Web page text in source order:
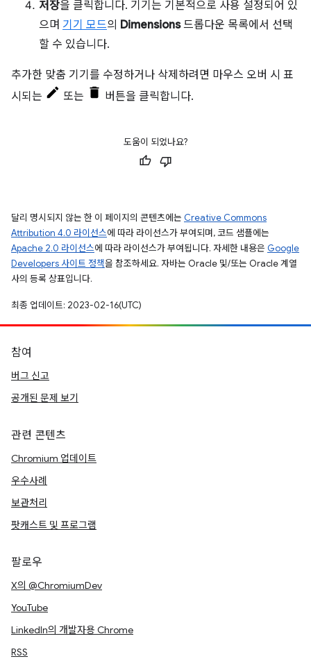
저장을 클릭합니다. 기기는 기본적으로 사용 설정되어 있
으며 기기 모드의 Dimensions드롭다운 목록에서 선택
할 수 있습니다.
추가한 맞춤 기기를 수정하거나 삭제하려면 마우스 오버 시 표
시되는
또는 버튼을 클릭합니다.
도움이 되었나요?
달리 명시되지 않는 한 이 페이지의 콘텐츠에는 Creative Commons
Attribution 4.0 라이선스에 따라 라이선스가 부여되며, 코드 샘플에는
Apache 2.0 라이선스에 따라 라이선스가 부여됩니다. 자세한 내용은 Google
Developers 사이트 정책을 참조하세요. 자바는 Oracle 및/또는 Oracle 계열
사의 등록 상표입니다.
최종 업데이트: 2023-02-16(UTC)
참여
버그 신고
공개된 문제 보기
관련 콘텐츠
Chromium 업데이트
우수사례
보관처리
팟캐스트 및 프로그램
팔로우
X의 @ChromiumDev
YouTube
LinkedIn의 개발자용 Chrome
RSS